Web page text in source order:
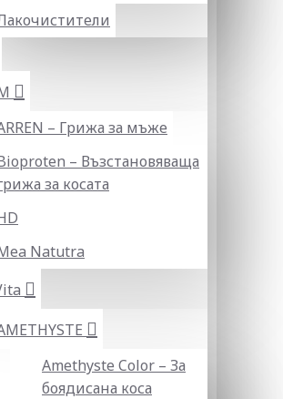
– Грижа за мъже
– Възстановяваща
за косата
Natutra
Amethyste Color – За
боядисана коса